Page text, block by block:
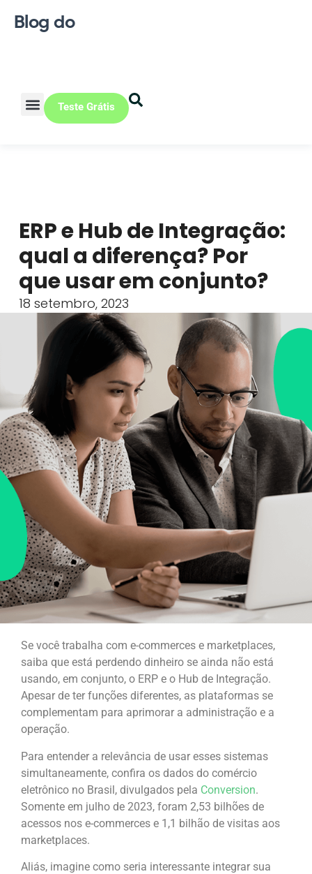
Blog do
Teste Grátis
ERP e Hub de Integração:
qual a diferença? Por
que usar em conjunto?
18 setembro, 2023
Se você trabalha com e-commerces e marketplaces,
saiba que está perdendo dinheiro se ainda não está
usando, em conjunto, o ERP e o Hub de Integração.
Apesar de ter funções diferentes, as plataformas se
complementam para aprimorar a administração e a
operação.
Para entender a relevância de usar esses sistemas
simultaneamente, confira os dados do comércio
eletrônico no Brasil, divulgados pela Conversion.
Somente em julho de 2023, foram 2,53 bilhões de
acessos nos e-commerces e 1,1 bilhão de visitas aos
marketplaces.
Aliás, imagine como seria interessante integrar sua